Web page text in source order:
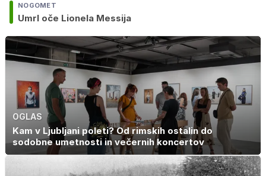
NOGOMET
Umrl oče Lionela Messija
OGLAS
Kam v Ljubljani poleti? Od rimskih ostalin do
sodobne umetnosti in večernih koncertov